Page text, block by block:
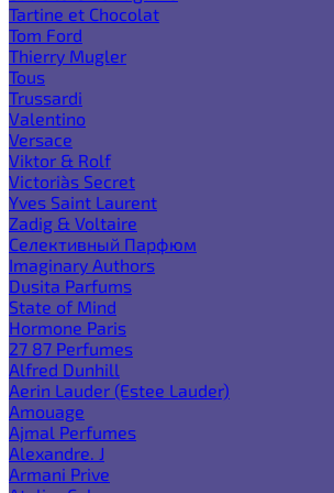
Tartine et Chocolat
Tom Ford
Thierry Mugler
Tous
Trussardi
Valentino
Versace
Viktor & Rolf
Victoria`s Secret
Yves Saint Laurent
Zadig & Voltaire
Селективный Парфюм
Imaginary Authors
Dusita Parfums
State of Mind
Hormone Paris
27 87 Perfumes
Alfred Dunhill
Aerin Lauder (Estee Lauder)
Amouage
Ajmal Perfumes
Alexandre. J
Armani Prive